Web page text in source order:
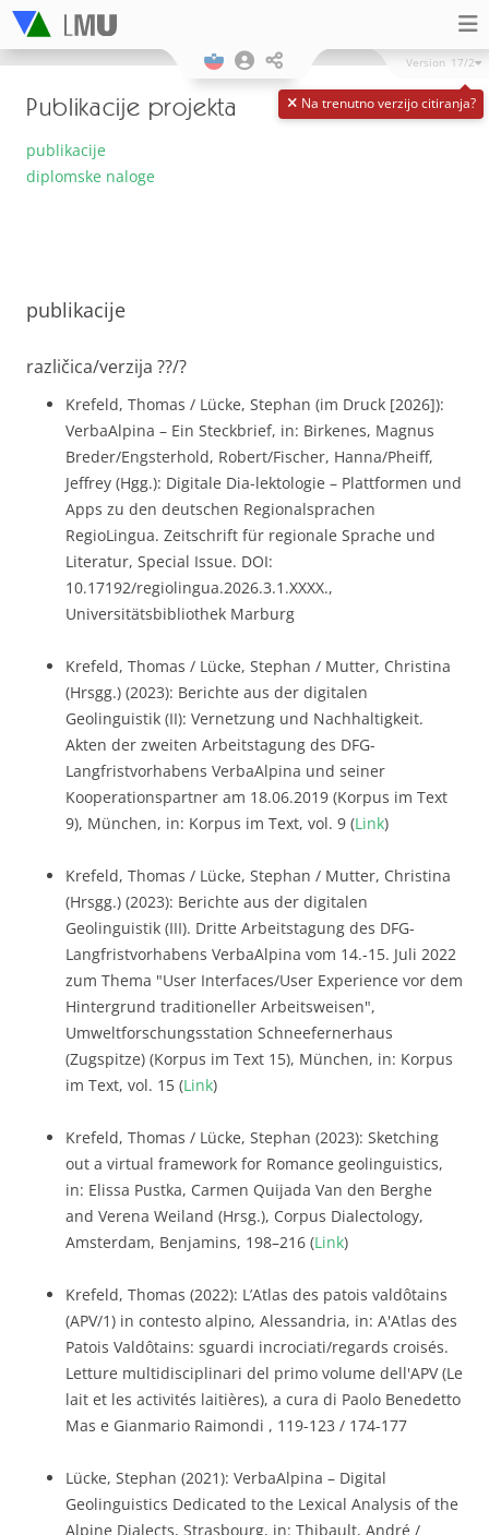
Na trenutno verzijo citiranja?
Version 17/2
Publikacije projekta
publikacije
diplomske naloge
publikacije
različica/verzija ??/?
Krefeld, Thomas / Lücke, Stephan (im Druck [2026]):
VerbaAlpina – Ein Steckbrief, in: Birkenes, Magnus
Breder/Engsterhold, Robert/Fischer, Hanna/Pheiff,
Jeffrey (Hgg.): Digitale Dia-lektologie – Plattformen und
Apps zu den deutschen Regionalsprachen
RegioLingua. Zeitschrift für regionale Sprache und
Literatur, Special Issue. DOI:
10.17192/regiolingua.2026.3.1.XXXX.,
Universitätsbibliothek Marburg
Krefeld, Thomas / Lücke, Stephan / Mutter, Christina
(Hrsgg.) (2023): Berichte aus der digitalen
Geolinguistik (II): Vernetzung und Nachhaltigkeit.
Akten der zweiten Arbeitstagung des DFG-
Langfristvorhabens VerbaAlpina und seiner
Kooperationspartner am 18.06.2019 (Korpus im Text
9), München, in: Korpus im Text, vol. 9 (Link)
Krefeld, Thomas / Lücke, Stephan / Mutter, Christina
(Hrsgg.) (2023): Berichte aus der digitalen
Geolinguistik (III). Dritte Arbeitstagung des DFG-
Langfristvorhabens VerbaAlpina vom 14.-15. Juli 2022
zum Thema "User Interfaces/User Experience vor dem
Hintergrund traditioneller Arbeitsweisen",
Umweltforschungsstation Schneefernerhaus
(Zugspitze) (Korpus im Text 15), München, in: Korpus
im Text, vol. 15 (Link)
Krefeld, Thomas / Lücke, Stephan (2023): Sketching
out a virtual framework for Romance geolinguistics,
in: Elissa Pustka, Carmen Quijada Van den Berghe
and Verena Weiland (Hrsg.), Corpus Dialectology,
Amsterdam, Benjamins, 198–216 (Link)
Krefeld, Thomas (2022): L’Atlas des patois valdôtains
(APV/1) in contesto alpino, Alessandria, in: A'Atlas des
Patois Valdôtains: sguardi incrociati/regards croisés.
Letture multidisciplinari del primo volume dell'APV (Le
lait et les activités laitières), a cura di Paolo Benedetto
Mas e Gianmario Raimondi , 119-123 / 174-177
Lücke, Stephan (2021): VerbaAlpina – Digital
Geolinguistics Dedicated to the Lexical Analysis of the
Alpine Dialects, Strasbourg, in: Thibault, André /